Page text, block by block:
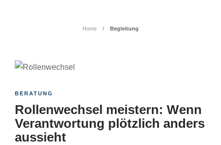
Home Begleitung
BERATUNG
Rollenwechsel meistern: Wenn
Verantwortung plötzlich anders
aussieht